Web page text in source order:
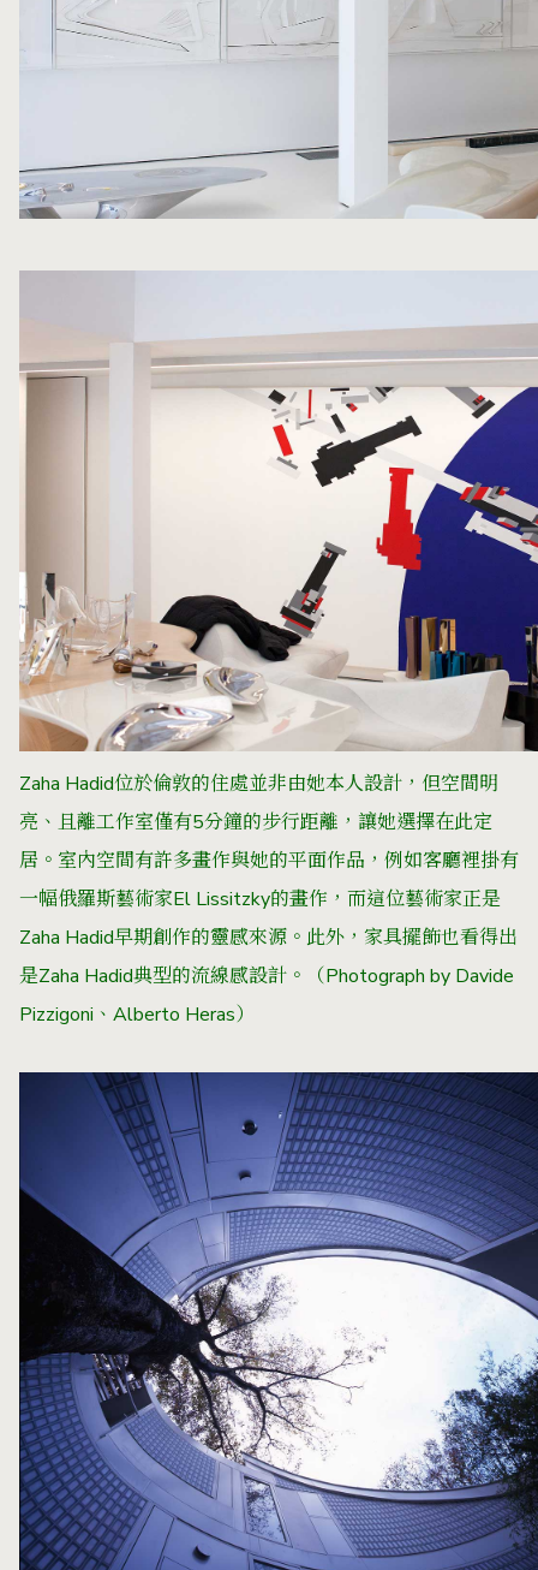
Zaha Hadid位於倫敦的住處並非由她本人設計，但空間明
亮、且離工作室僅有5分鐘的步行距離，讓她選擇在此定
居。室內空間有許多畫作與她的平面作品，例如客廳裡掛有
一幅俄羅斯藝術家El Lissitzky的畫作，而這位藝術家正是
Zaha Hadid早期創作的靈感來源。此外，家具擺飾也看得出
是Zaha Hadid典型的流線感設計。
（Photograph by Davide
Pizzigoni、Alberto Heras）